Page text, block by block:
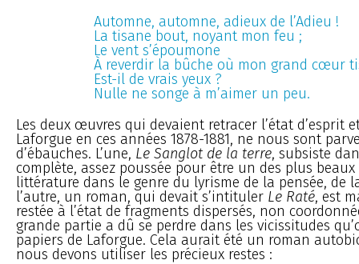
Automne, automne, adieux de l’Adieu !
La tisane bout, noyant mon feu ;
Le vent s’époumone
À reverdir la bûche où mon grand cœur
Est-il de vrais yeux ?
Nulle ne songe à m’aimer un peu.
Les deux œuvres qui devaient retracer l’état d’esprit
Laforgue en ces années 1878-1881, ne nous sont
d’ébauches. L’une, Le Sanglot de la terre, subsiste
complète, assez poussée pour être un des plus
littérature dans le genre du lyrisme de la pensée, de
l’autre, un roman, qui devait s’intituler Le Raté, est
restée à l’état de fragments dispersés, non
grande partie a dû se perdre dans les vicissitudes
papiers de Laforgue. Cela aurait été un roman
nous devons utiliser les précieux restes :